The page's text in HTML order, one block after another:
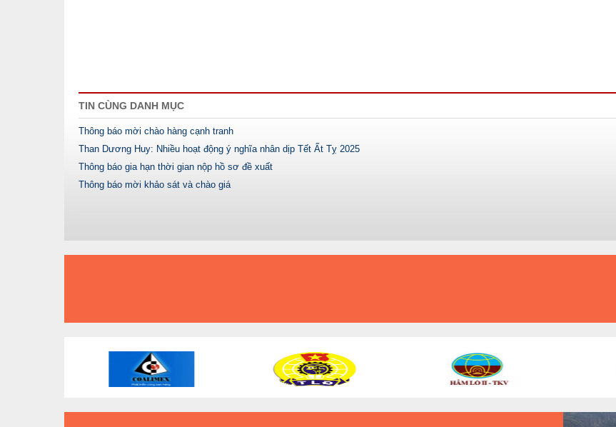
TIN CÙNG DANH MỤC
Thông báo mời chào hàng cạnh tranh
Than Dương Huy: Nhiều hoạt động ý nghĩa nhân dịp Tết Ất Tỵ 2025
Thông báo gia hạn thời gian nộp hồ sơ đề xuất
Thông báo mời khảo sát và chào giá